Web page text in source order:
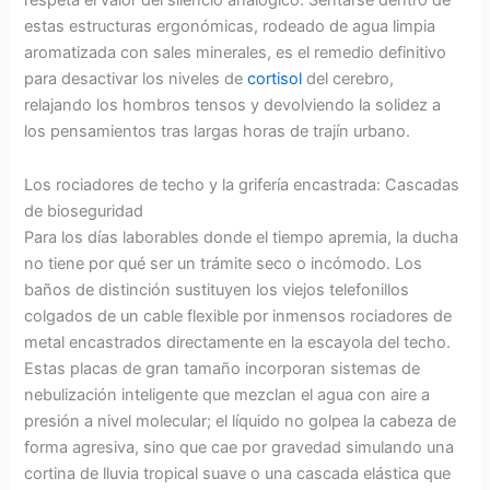
estas estructuras ergonómicas, rodeado de agua limpia
aromatizada con sales minerales, es el remedio definitivo
para desactivar los niveles decortisol del cerebro,
relajando los hombros tensos y devolviendo la solidez a
los pensamientos tras largas horas de trajín urbano.
Los rociadores de techo y la grifería encastrada: Cascadas
de bioseguridad
Para los días laborables donde el tiempo apremia, la ducha
no tiene por qué ser un trámite seco o incómodo. Los
baños de distinción sustituyen los viejos telefonillos
colgados de un cable flexible por inmensos rociadores de
metal encastrados directamente en la escayola del techo.
Estas placas de gran tamaño incorporan sistemas de
nebulización inteligente que mezclan el agua con aire a
presión a nivel molecular; el líquido no golpea la cabeza de
forma agresiva, sino que cae por gravedad simulando una
cortina de lluvia tropical suave o una cascada elástica que